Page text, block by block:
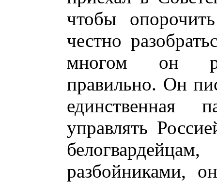
чтобы
честно
многом он
правильно. Он
единственная
управлять
разбойниками,